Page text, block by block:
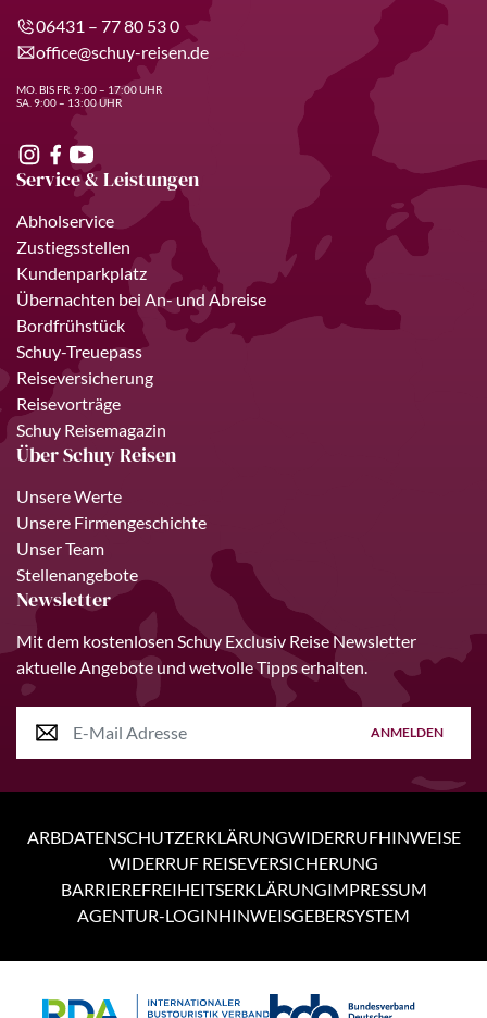
06431 – 77 80 53 0
office@schuy-reisen.de
MO. BIS FR. 9:00 – 17:00 UHR
SA. 9:00 – 13:00 UHR
Service & Leistungen
Abholservice
Zustiegsstellen
Kundenparkplatz
Übernachten bei An- und Abreise
Bordfrühstück
Schuy-Treuepass
Reiseversicherung
Reisevorträge
Schuy Reisemagazin
Über Schuy Reisen
Unsere Werte
Unsere Firmengeschichte
Unser Team
Stellenangebote
Newsletter
Mit dem kostenlosen Schuy Exclusiv Reise Newsletter
aktuelle Angebote und wetvolle Tipps erhalten.
ANMELDEN
ARBDATENSCHUTZERKLÄRUNGWIDERRUFHINWEISE
WIDERRUF REISEVERSICHERUNG
BARRIEREFREIHEITSERKLÄRUNGIMPRESSUM
AGENTUR-LOGINHINWEISGEBERSYSTEM